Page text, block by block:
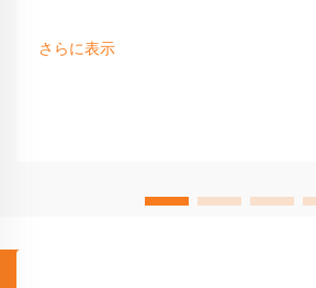
さらに表示